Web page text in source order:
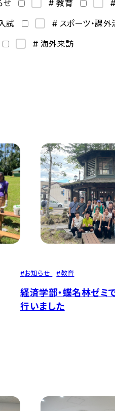
せ # 教育
試 # スポーツ・課外
# 海外来訪
#お知らせ #教育
経済学部・蝶名林ゼミ
行いました